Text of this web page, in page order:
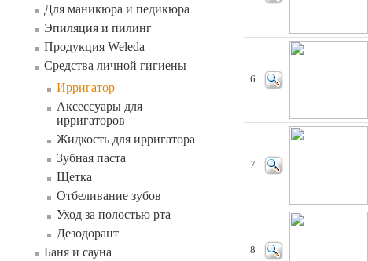
Для маникюра и педикюра
Эпиляция и пилинг
Продукция Weleda
Средства личной гигиены
Ирригатор
Аксессуары для
ирригаторов
Жидкость для ирригатора
Зубная паста
Щетка
Отбеливание зубов
Уход за полостью рта
Дезодорант
Баня и сауна
6
7
8